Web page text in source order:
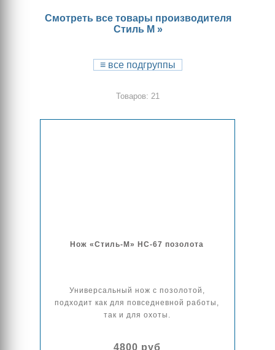
Смотреть все товары производителя
Стиль М »
≡все подгруппы
Товаров: 21
Нож «Стиль-М» НС-67 позолота
Универсальный нож с позолотой,
подходит как для повседневной работы,
так и для охоты.
4800 руб